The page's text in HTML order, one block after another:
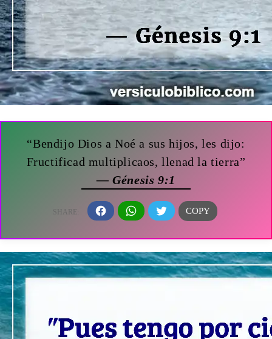
“Bendijo Dios a Noé a sus hijos, les dijo:
Fructificad multiplicaos, llenad la tierra”
— Génesis 9:1